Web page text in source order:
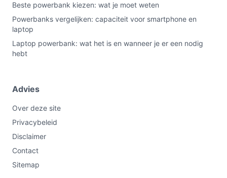
Beste powerbank kiezen: wat je moet weten
Powerbanks vergelijken: capaciteit voor smartphone en
laptop
Laptop powerbank: wat het is en wanneer je er een nodig
hebt
Advies
Over deze site
Privacybeleid
Disclaimer
Contact
Sitemap